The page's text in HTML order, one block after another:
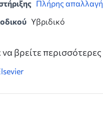
Πλήρης
Υβριδικό
βρείτε